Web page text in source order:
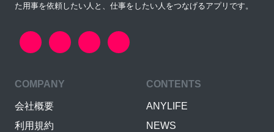
た用事を依頼したい人と、仕事をしたい人をつなげるアプリです。
COMPANY
会社概要
利用規約
CONTENTS
ANYLIFE
NEWS